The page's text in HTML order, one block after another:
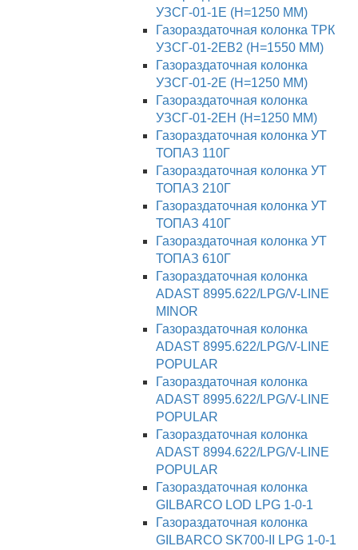
УЗСГ-01-1Е (H=1250 ММ)
Газораздаточная колонка ТРК
УЗСГ-01-2ЕВ2 (H=1550 ММ)
Газораздаточная колонка
УЗСГ-01-2Е (H=1250 ММ)
Газораздаточная колонка
УЗСГ-01-2ЕН (H=1250 ММ)
Газораздаточная колонка УТ
ТОПАЗ 110Г
Газораздаточная колонка УТ
ТОПАЗ 210Г
Газораздаточная колонка УТ
ТОПАЗ 410Г
Газораздаточная колонка УТ
ТОПАЗ 610Г
Газораздаточная колонка
ADAST 8995.622/LPG/V-LINE
MINOR
Газораздаточная колонка
ADAST 8995.622/LPG/V-LINE
POPULAR
Газораздаточная колонка
ADAST 8995.622/LPG/V-LINE
POPULAR
Газораздаточная колонка
ADAST 8994.622/LPG/V-LINE
POPULAR
Газораздаточная колонка
GILBARCO LOD LPG 1-0-1
Газораздаточная колонка
GILBARCO SK700-II LPG 1-0-1